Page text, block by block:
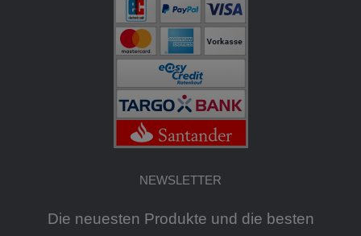
NEWSLETTER
Die neuesten Produkte und die besten